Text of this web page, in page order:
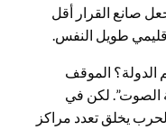
صانع القرار أقل
طويل النفس.
الدولة؟ الموقف
الصوت”. لكن في
يخلق تعدد مراكز